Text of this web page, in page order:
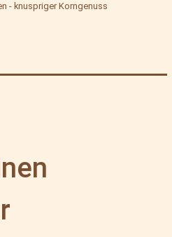
- knuspriger Korngenuss